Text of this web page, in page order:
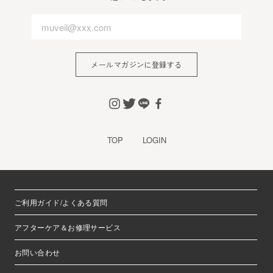
メールマガジンに登録する
TOP LOGIN
ご利用ガイド/よくある質問
アフターケア＆お修理サービス
お問い合わせ